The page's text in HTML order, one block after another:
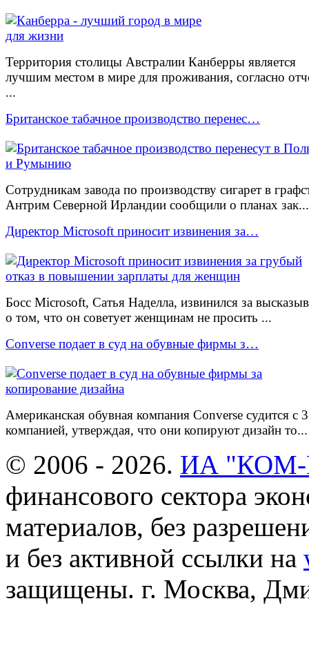
Территория столицы Австралии Канберры является
лучшим местом в мире для проживания, согласно
...
Британское табачное производство перенес…
Сотрудникам завода по производству сигарет в
Антрим Северной Ирландии сообщили о планах зак...
Директор Microsoft приносит извинения за…
Босс Microsoft, Сатья Наделла, извинился за
о том, что он советует женщинам не просить ...
Converse подает в суд на обувные фирмы з…
Американская обувная компания Converse судится с
компанией, утверждая, что они копируют дизайн то...
© 2006 - 2026. ИА
финансового сектора
материалов, без
и без активной ссылки на
защищены. г. Москва,